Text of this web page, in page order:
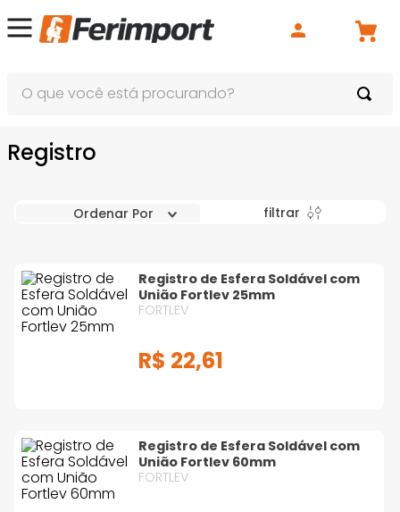
Registro
Ordenar Por filtrar
Registro de Esfera Soldável com
União Fortlev 25mm
FORTLEV
R$ 22,61
Registro de Esfera Soldável com
União Fortlev 60mm
FORTLEV